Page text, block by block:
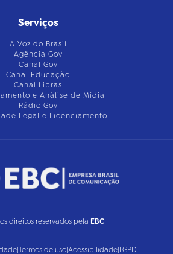
Serviços
A Voz do Brasil
Agência Gov
Canal Gov
Canal Educação
Canal Libras
e Análise de Mídia
Rádio Gov
Legal e Licenciamento
direitos reservados pela EBC
|Termos de uso|Acessibilidade|LGPD